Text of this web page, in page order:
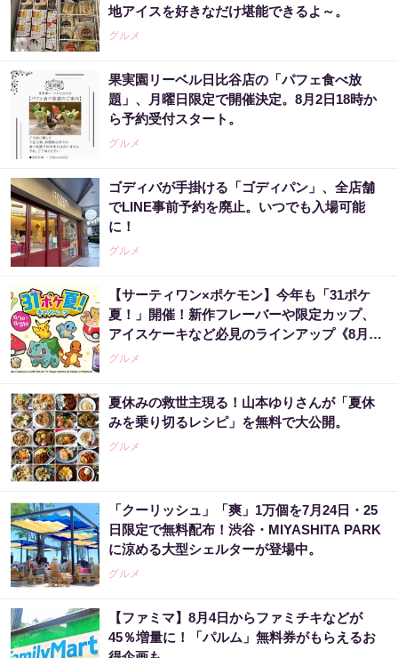
地アイスを好きなだけ堪能できるよ～。
グルメ
果実園リーベル日比谷店の「パフェ食べ放
題」、月曜日限定で開催決定。8月2日18時か
ら予約受付スタート。
グルメ
ゴディバが手掛ける「ゴディパン」、全店舗
でLINE事前予約を廃止。いつでも入場可能
に！
グルメ
【サーティワン×ポケモン】今年も「31ポケ
夏！」開催！新作フレーバーや限定カップ、
アイスケーキなど必見のラインアップ《8月1
日スタート》
グルメ
夏休みの救世主現る！山本ゆりさんが「夏休
みを乗り切るレシピ」を無料で大公開。
グルメ
「クーリッシュ」「爽」1万個を7月24日・25
日限定で無料配布！渋谷・MIYASHITA PARK
に涼める大型シェルターが登場中。
グルメ
【ファミマ】8月4日からファミチキなどが
45％増量に！「パルム」無料券がもらえるお